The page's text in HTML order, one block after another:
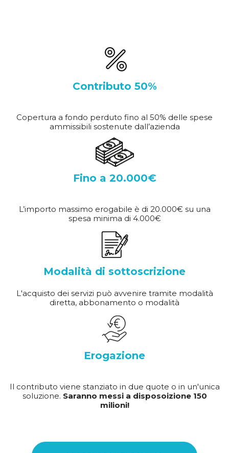
Contributo 50%
Copertura a fondo perduto fino al 50% delle spese
ammissibili sostenute dall’azienda
Fino a 20.000€
L’importo massimo erogabile è di 20.000€ su una
spesa minima di 4.000€
Modalità di sottoscrizione
L'acquisto dei servizi può avvenire tramite modalità
diretta, abbonamento o modalità
Erogazione
Il contributo viene stanziato in due quote o in un'unica
soluzione. Saranno messi a disposoizione 150
milioni!